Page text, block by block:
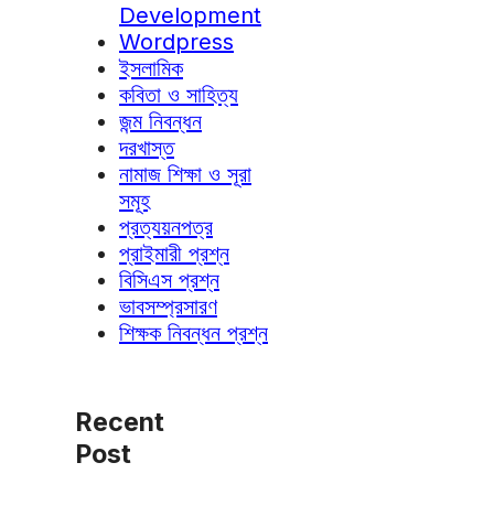
Development
Wordpress
ইসলামিক
কবিতা ও সাহিত্য
জন্ম নিবন্ধন
দরখাস্ত
নামাজ শিক্ষা ও সূরা
সমূহ
প্রত্যয়নপত্র
প্রাইমারী প্রশ্ন
বিসিএস প্রশ্ন
ভাবসম্প্রসারণ
শিক্ষক নিবন্ধন প্রশ্ন
Recent
Post